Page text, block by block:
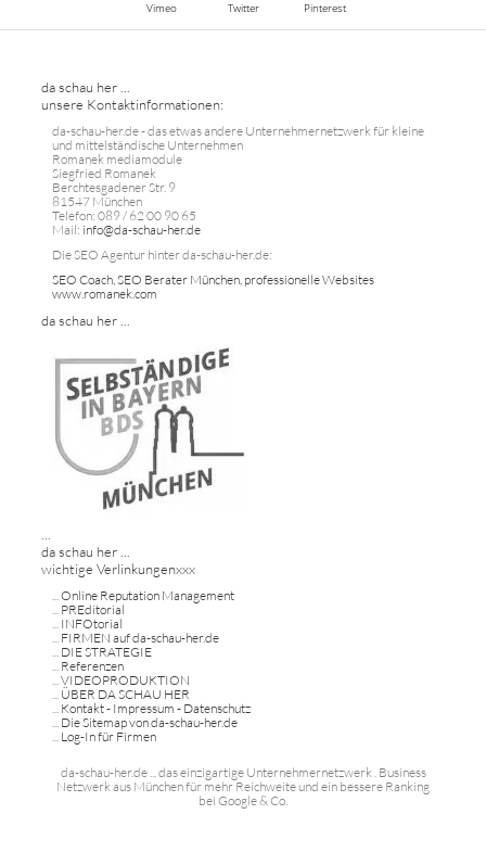
Vimeo Twitter Pinterest
da schau her ...
unsere Kontaktinformationen:
da-schau-her.de - das etwas andere Unternehmernetzwerk für kleine
und mittelständische Unternehmen
Romanek mediamodule
Siegfried Romanek
Berchtesgadener Str. 9
81547 München
Telefon: 089 / 62 00 90 65
Mail: info@da-schau-her.de
Die SEO Agentur hinter da-schau-her.de:
SEO Coach, SEO Berater München, professionelle Websites
www.romanek.com
da schau her ...
da schau her ...
wichtige Verlinkungenxxx
Online Reputation Management
PREditorial
INFOtorial
FIRMEN auf da-schau-her.de
DIE STRATEGIE
Referenzen
VIDEOPRODUKTION
ÜBER DA SCHAU HER
Kontakt - Impressum - Datenschutz
Die Sitemap von da-schau-her.de
Log-In für Firmen
da-schau-her.de ... das einzigartige Unternehmernetzwerk . Business
Netzwerk aus München für mehr Reichweite und ein bessere Ranking
bei Google & Co.